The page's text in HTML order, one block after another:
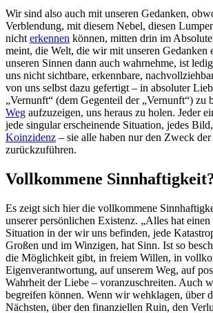
Wir sind also auch mit unseren Gedanken,
Verblendung, mit diesem Nebel, diesen
nicht erkennen können, mitten drin im
meint, die Welt, die wir mit unseren Gedanken
unseren Sinnen dann auch wahrnehme, ist
uns nicht sichtbare, erkennbare,
von uns selbst dazu gefertigt – in absoluter
„Vernunft“ (dem Gegenteil der „Vernunft“) zu
Weg aufzuzeigen, uns heraus zu holen. Jeder
jede singular erscheinende Situation, jedes
Koinzidenz – sie alle haben nur den Zweck
zurückzuführen.
Vollkommene
Es zeigt sich hier die vollkommene
unserer persönlichen Existenz. „Alles hat einen
Situation in der wir uns befinden, jede
Großen und im Winzigen, hat Sinn. Ist so
die Möglichkeit gibt, in freiem Willen, in
Eigenverantwortung, auf unserem Weg, auf
Wahrheit der Liebe – voranzuschreiten. Auch
begreifen können. Wenn wir wehklagen, über
Nächsten, über den finanziellen Ruin, den